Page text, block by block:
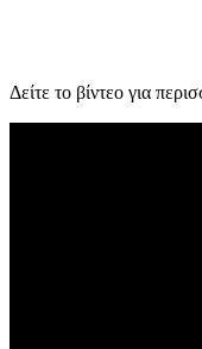
Δείτε το βίντεο για